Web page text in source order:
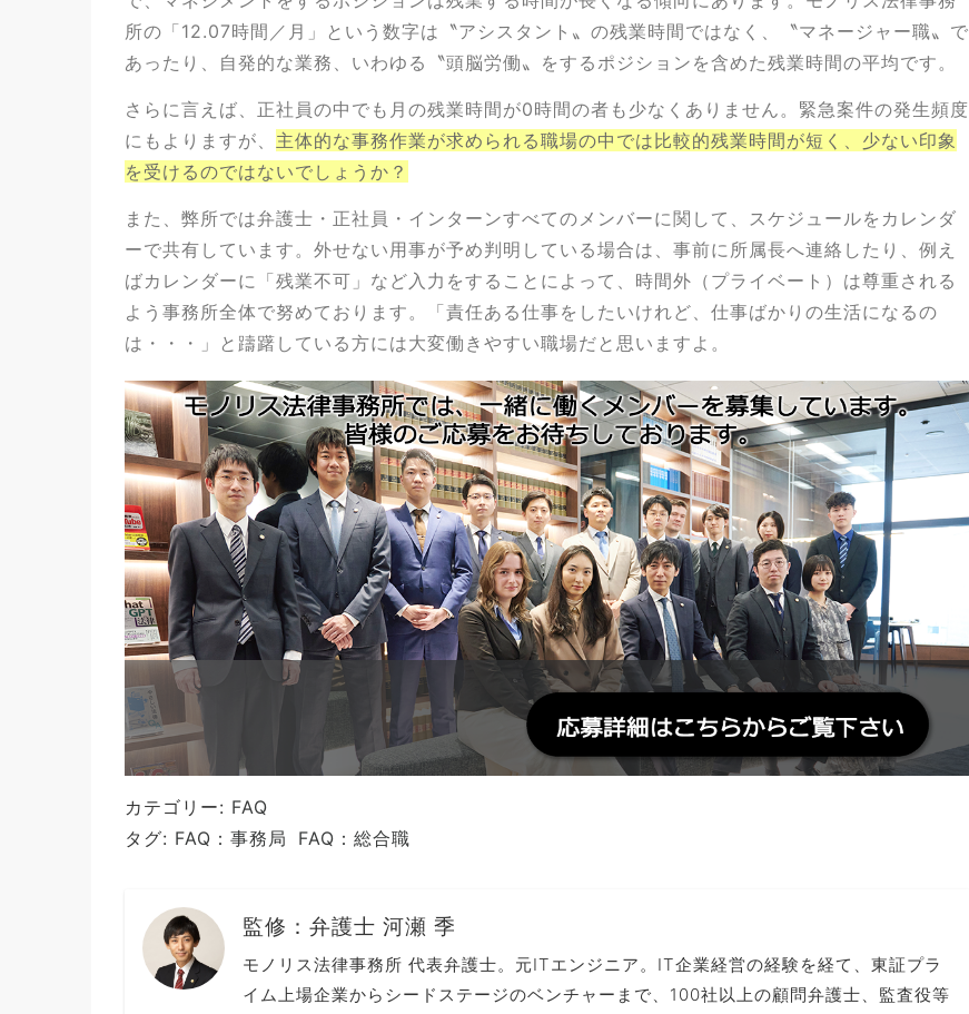
所の「12.07時間／月」という数字は〝アシスタント〟の残業時間ではなく、〝マネージャー職〟で
あったり、自発的な業務、いわゆる〝頭脳労働〟をするポジションを含めた残業時間の平均です。
さらに言えば、正社員の中でも月の残業時間が0時間の者も少なくありません。緊急案件の発生頻度
にもよりますが、 主体的な事務作業が求められる職場の中では比較的残業時間が短く、少ない印象
を受けるのではないでしょうか？
また、弊所では弁護士・正社員・インターンすべてのメンバーに関して、スケジュールをカレンダ
ーで共有しています。外せない用事が予め判明している場合は、事前に所属長へ連絡したり、例え
ばカレンダーに「残業不可」など入力をすることによって、時間外（プライベート）は尊重される
よう事務所全体で努めております。「責任ある仕事をしたいけれど、仕事ばかりの生活になるの
は・・・」と躊躇している方には大変働きやすい職場だと思いますよ。
カテゴリー: FAQ
タグ: FAQ：事務局 FAQ：総合職
監修： 弁護士 河瀬 季
モノリス法律事務所 代表弁護士。元ITエンジニア。IT企業経営の経験を経て、東証プラ
イム上場企業からシードステージのベンチャーまで、100社以上の顧問弁護士、監査役等